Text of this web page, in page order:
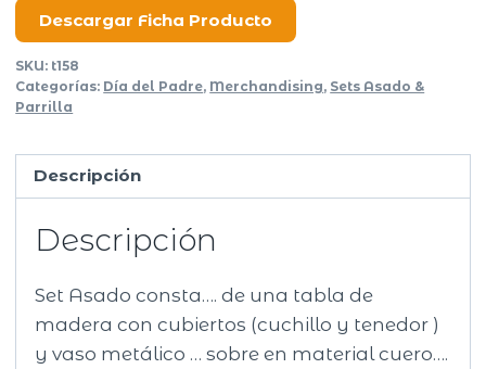
Algarrobo
cantidad
Descargar Ficha Producto
SKU: t158
Categorías: Día del Padre, Merchandising, Sets Asado &
Parrilla
Descripción
Descripción
Set Asado consta…. de una tabla de
madera con cubiertos (cuchillo y tenedor )
y vaso metálico … sobre en material cuero….